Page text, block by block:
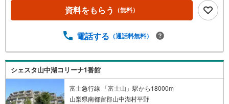
資料をもらう （無料）
電話する （通話料無料）
シェスタ山中湖コリーナ1番館
富士急行線 「富士山」駅から18000m
山梨県南都留郡山中湖村平野